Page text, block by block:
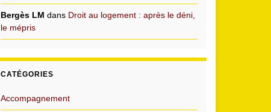
Bergès LM dans Droit au logement : après le déni,
le mépris
CATÉGORIES
Accompagnement